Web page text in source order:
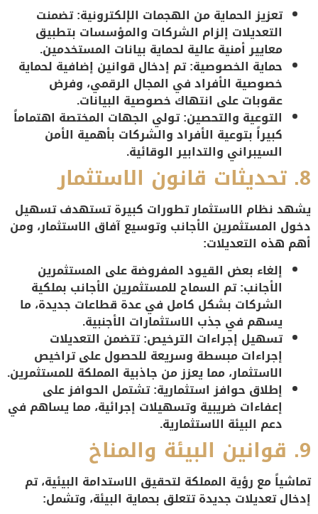
تعزيز الحماية من الهجمات الإلكترونية: تضمنت
التعديلات إلزام الشركات والمؤسسات بتطبيق
معايير أمنية عالية لحماية بيانات المستخدمين.
حماية الخصوصية: تم إدخال قوانين إضافية لحماية
خصوصية الأفراد في المجال الرقمي، وفرض
عقوبات على انتهاك خصوصية البيانات.
التوعية والتحصين: تولي الجهات المختصة اهتماماً
كبيراً بتوعية الأفراد والشركات بأهمية الأمن
السيبراني والتدابير الوقائية.
8. تحديثات قانون الاستثمار
يشهد نظام الاستثمار تطورات كبيرة تستهدف تسهيل
دخول المستثمرين الأجانب وتوسيع آفاق الاستثمار، ومن
أهم هذه التعديلات:
إلغاء بعض القيود المفروضة على المستثمرين
الأجانب: تم السماح للمستثمرين الأجانب بملكية
الشركات بشكل كامل في عدة قطاعات جديدة، ما
يسهم في جذب الاستثمارات الأجنبية.
تسهيل إجراءات الترخيص: تتضمن التعديلات
إجراءات مبسطة وسريعة للحصول على تراخيص
الاستثمار، مما يعزز من جاذبية المملكة للمستثمرين.
إطلاق حوافز استثمارية: تشتمل الحوافز على
إعفاءات ضريبية وتسهيلات إجرائية، مما يساهم في
دعم البيئة الاستثمارية.
9. قوانين البيئة والمناخ
تماشياً مع رؤية المملكة لتحقيق الاستدامة البيئية، تم
إدخال تعديلات جديدة تتعلق بحماية البيئة، وتشمل: